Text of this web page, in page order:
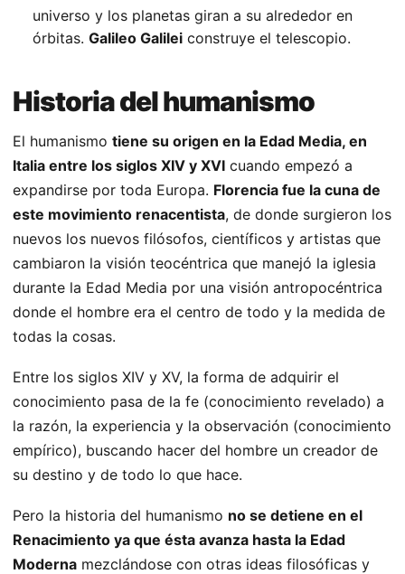
universo y los planetas giran a su alrededor en
órbitas. Galileo Galilei construye el telescopio.
Historia del humanismo
El humanismo tiene su origen en la Edad Media, en
Italia entre los siglos XIV y XVI cuando empezó a
expandirse por toda Europa. Florencia fue la cuna de
este movimiento renacentista, de donde surgieron los
nuevos los nuevos filósofos, científicos y artistas que
cambiaron la visión teocéntrica que manejó la iglesia
durante la Edad Media por una visión antropocéntrica
donde el hombre era el centro de todo y la medida de
todas la cosas.
Entre los siglos XIV y XV, la forma de adquirir el
conocimiento pasa de la fe (conocimiento revelado) a
la razón, la experiencia y la observación (conocimiento
empírico), buscando hacer del hombre un creador de
su destino y de todo lo que hace.
Pero la historia del humanismo no se detiene en el
Renacimiento ya que ésta avanza hasta la Edad
Moderna mezclándose con otras ideas filosóficas y